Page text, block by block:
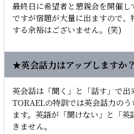
最終日に希望者と懇親会を開催
ですが宿題が大量に出ますので、
する余裕はございません。(笑)
★英会話力はアップしますか？
英会話は「聞く」と「話す」で出
TORAELの特訓では英会話力の
ます。英語が「聞けない」と「英
きません。